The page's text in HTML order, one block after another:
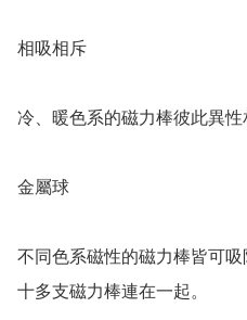
相吸相斥
冷、暖色系的磁力棒彼此異性
金屬球
不同色系磁性的磁力棒皆可
十多支磁力棒連在一起。